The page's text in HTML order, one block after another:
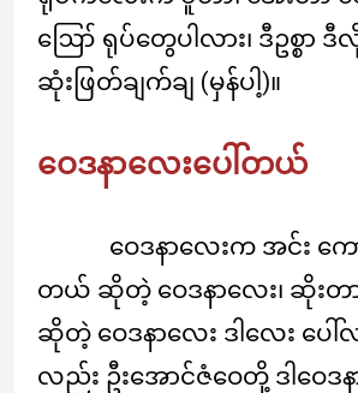
ဪ ရုပ်တွေပါလား၊ ဒီဥစ္စာ ဒီ
ဆုံးဖြတ်ချက်ချ (မှန်ပါ့)။
ဝေဒနာလေးပေါ်တယ်
ဝေဒနာလေးက အင်း က
တယ် ဆိုတဲ့ ဝေဒနာလေး၊ ဆိုးတ
ဆိုတဲ့ ဝေဒနာလေး ဒါလေး ပေ
လည်း ဦးအောင်ဇံဝေတို့ ဒါဝေဒ